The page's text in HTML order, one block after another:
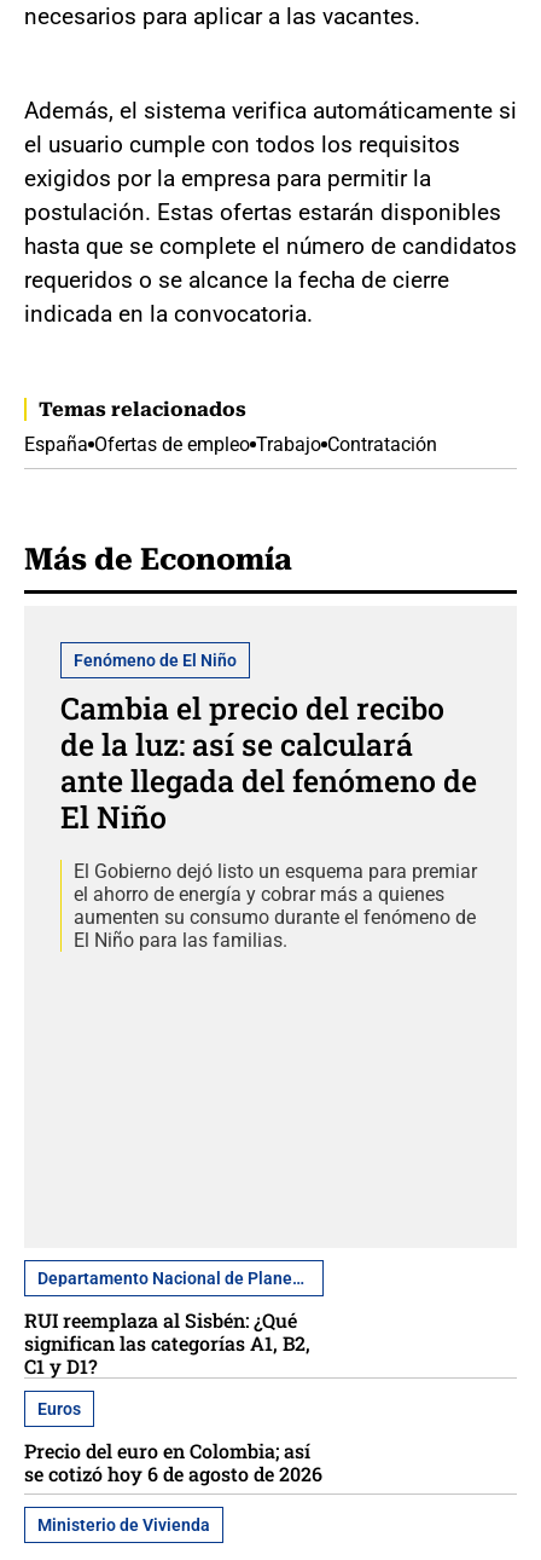
necesarios para aplicar a las vacantes.
Además, el sistema verifica automáticamente si
el usuario cumple con todos los requisitos
exigidos por la empresa para permitir la
postulación. Estas ofertas estarán disponibles
hasta que se complete el número de candidatos
requeridos o se alcance la fecha de cierre
indicada en la convocatoria.
Temas relacionados
España Ofertas de empleo Trabajo Contratación
Más de Economía
Fenómeno de El Niño
Cambia el precio del recibo
de la luz: así se calculará
ante llegada del fenómeno de
El Niño
El Gobierno dejó listo un esquema para premiar
el ahorro de energía y cobrar más a quienes
aumenten su consumo durante el fenómeno de
El Niño para las familias.
Departamento Nacional de Planeación
RUI reemplaza al Sisbén: ¿Qué
significan las categorías A1, B2,
C1 y D1?
Euros
Precio del euro en Colombia; así
se cotizó hoy 6 de agosto de 2026
Ministerio de Vivienda